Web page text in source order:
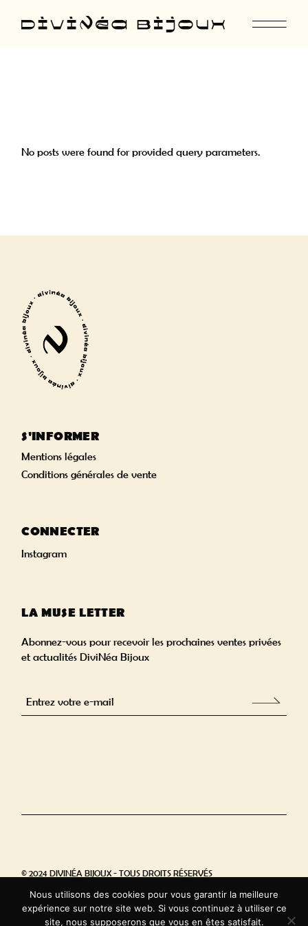
No posts were found for provided query parameters.
S'INFORMER
Mentions légales
Conditions générales de vente
CONNECTER
Instagram
LA MUSE LETTER
Abonnez-vous pour recevoir les prochaines ventes privées
et actualités DiviNéa Bijoux
© 2024 DIVINÉA BIJOUX - TOUS DROITS RÉSERVÉS
RÉALISÉ PAR FS CREALICIOUS
Nous utilisons des cookies pour vous garantir la meilleure
expérience sur notre site web. Si vous continuez à utiliser ce
site, nous supposerons que vous en êtes satisfait.